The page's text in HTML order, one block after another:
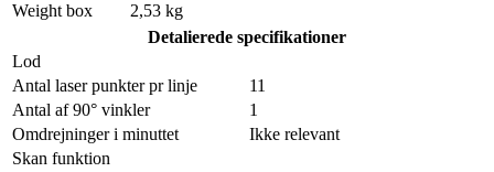
Weight box
2,53 kg
Detalierede specifikationer
Lod
Antal laser punkter pr linje
11
Antal af 90° vinkler
1
Omdrejninger i minuttet
Ikke relevant
Skan funktion